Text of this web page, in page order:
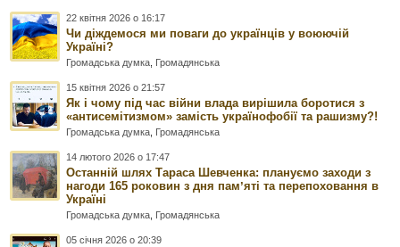
22 квітня 2026 о 16:17
Чи діждемося ми поваги до українців у воюючій
Україні?
Громадська думка Громадянська
15 квітня 2026 о 21:57
Як і чому під час війни влада вирішила боротися з
«антисемітизмом» замість українофобії та рашизму?!
Громадська думка Громадянська
14 лютого 2026 о 17:47
Останній шлях Тараса Шевченка: плануємо заходи з
нагоди 165 роковин з дня памʼяті та перепоховання в
Україні
Громадська думка Громадянська
05 січня 2026 о 20:39